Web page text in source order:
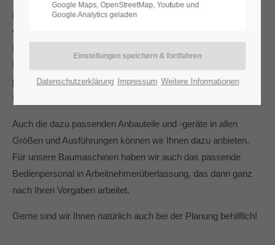
Mit unseren Baugeräten verschiedenster Art bieten wir Ihnen
viele Möglichkeiten bei der Bewältigung Ihrer Anforderungen.
Egal ob Mobilbagger oder Kettenbagger, 4-Achser oder
Baumaschinen aus unserem jungen, modernen Fuhrpark - für
jeden Zweck haben wir das richtige Baugerät! Damit bieten wir
Ihnen einen schnellen und optimalen Baustellenablauf.
Auch die dazu passenden Anbauteile und -geräte in allen
Größen und Ausführungen können wir Ihnen dazu anbieten.
Für unsere Baumaschinen haben wir auch das passende
Bedienpersonal in Arbeitnehmerüberlassung, das dann ganz
nach Ihren Vorgaben arbeitet.
Gerne sind wir Ihnen natürlich auch bei der Planung behilflich!
Google Maps, OpenStreetMap, Youtube und
Google Analytics geladen
Datenschutzerklärung Impressum Weitere Informationen